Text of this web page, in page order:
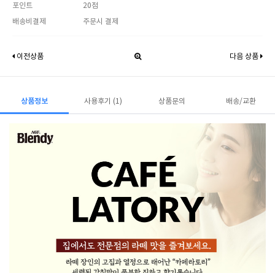
포인트
20점
배송비결제
주문시 결제
이전상품 다음 상품
상품정보 사용후기 (1) 상품문의 배송/교환